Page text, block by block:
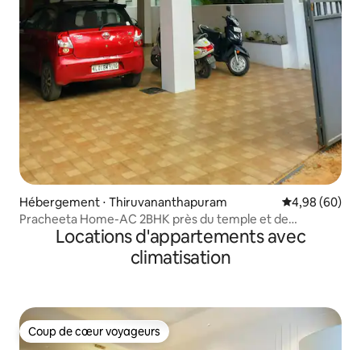
Hébergement ⋅ Thiruvananthapuram Évaluation
4,98 (60)
Pracheeta Home-AC 2BHK près du temple et de
l'aéroportLocations d'appartements avec
climatisation
Coup de cœur voyageurs
Coup de cœur voyageurs